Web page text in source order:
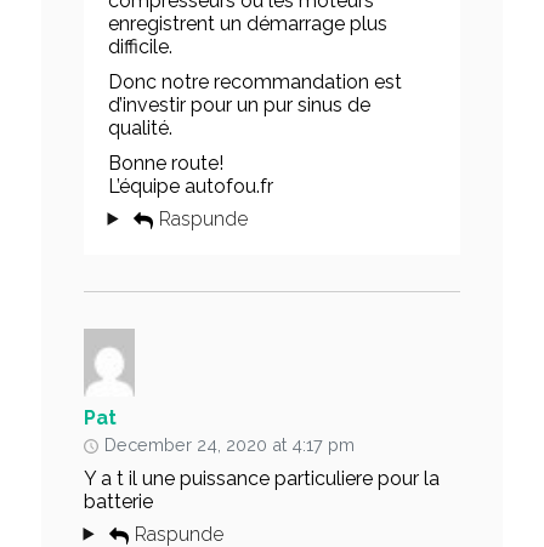
enregistrent un démarrage plus
difficile.
Donc notre recommandation est
d’investir pour un pur sinus de
qualité.
Bonne route!
L’équipe autofou.fr
Raspunde
Pat
December 24, 2020 at 4:17 pm
Y a t il une puissance particuliere pour la
batterie
Raspunde